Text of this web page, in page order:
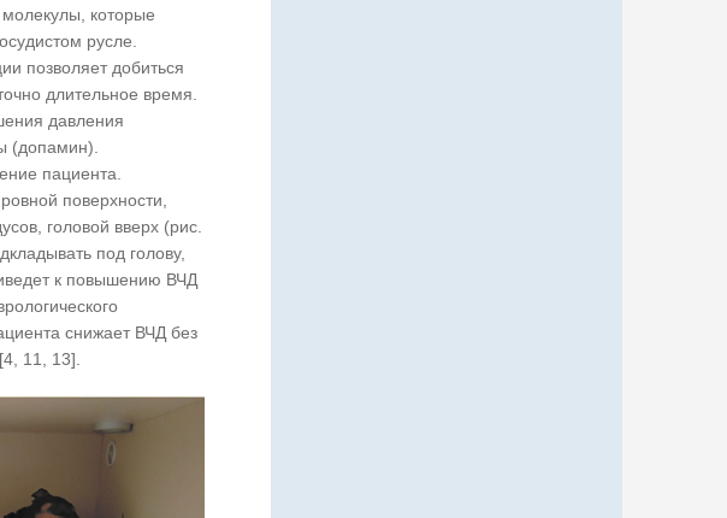
которые
русле.
позволяет добиться
длительное время.
давления
(допамин).
пациента.
поверхности,
головой вверх (рис.
под голову,
к повышению ВЧД
снижает ВЧД без
11, 13].